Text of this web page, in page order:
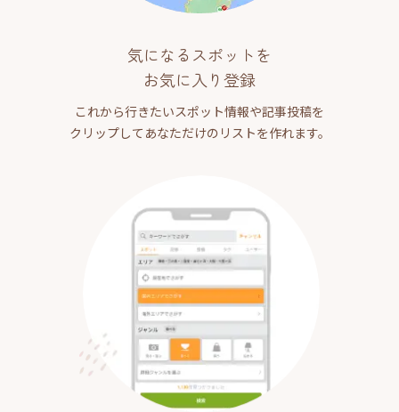
気になるスポットを
お気に入り登録
これから行きたいスポット情報や記事投稿を
クリップしてあなただけのリストを作れます。